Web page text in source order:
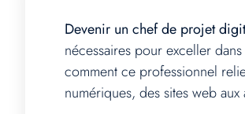
Devenir un chef de projet
nécessaires pour exceller
comment ce professionnel
numériques, des sites web